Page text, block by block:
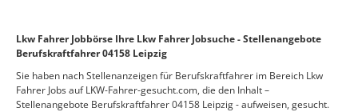
Lkw Fahrer Jobbörse Ihre Lkw Fahrer Jobsuche - Stellenangebote
Berufskraftfahrer 04158 Leipzig
Sie haben nach Stellenanzeigen für Berufskraftfahrer im Bereich Lkw
Fahrer Jobs auf LKW-Fahrer-gesucht.com, die den Inhalt –
Stellenangebote Berufskraftfahrer 04158 Leipzig - aufweisen, gesucht.